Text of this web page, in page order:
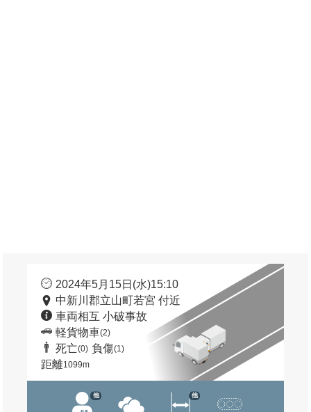
2024年5月15日(水)15:10
中新川郡立山町若宮 付近
車両相互 小破事故
軽貨物車(2)
死亡(0) 負傷(1)
距離1099m
他 他